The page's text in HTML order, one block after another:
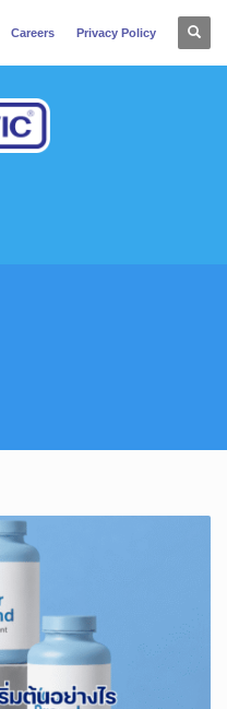
Careers Privacy Policy